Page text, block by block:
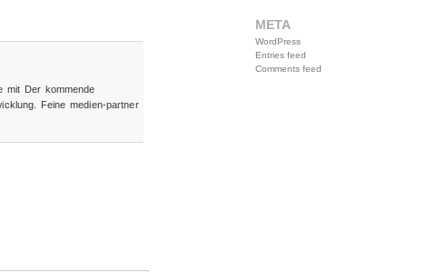
mit Der kommende
Feine medien-partner
META
WordPress
Entries feed
Comments feed